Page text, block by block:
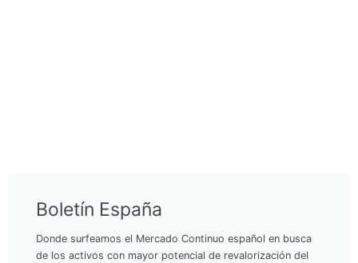
Boletín España
Donde surfeamos el Mercado Continuo español en busca
de los activos con mayor potencial de revalorización del